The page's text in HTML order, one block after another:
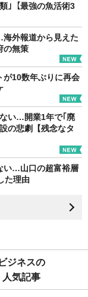
｣【最強の魚活術3
外報道から見えた
の無策
10数年ぶりに再会
い…開業1年で｢廃
の悲劇【残念なタ
い…山口の超富裕層
た理由
ビジネスの
人気記事